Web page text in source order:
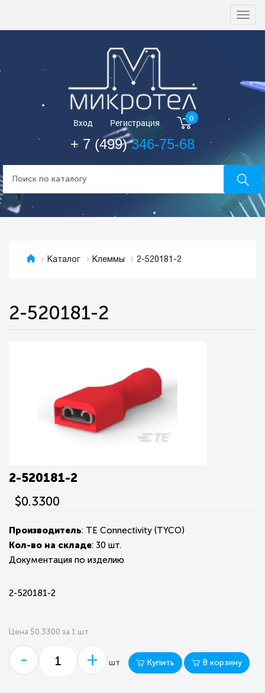
Вход Регистрация 0
+ 7 (499)346-75-68
Каталог Клеммы 2-520181-2
2-520181-2
2-520181-2
$0.3300
Производитель: TE Connectivity (TYCO)
Кол-во на складе: 30 шт.
Документация по изделию
2-520181-2
Цена $0.3300 за 1 шт
- + шт Купить В корзину